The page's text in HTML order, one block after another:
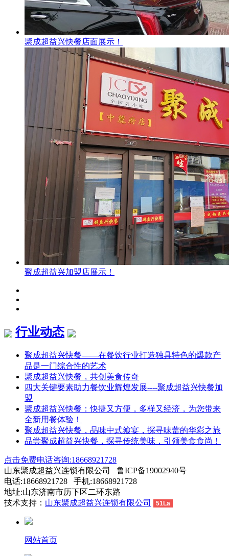
聚成超益兴快餐店面展示！
聚成超益兴加盟店展示！
行业动态
聚成超益兴快餐——在餐饮行业打造独具特色的爆款产
品是一门综合性的艺术
聚成超益兴快餐，共创美食传奇
四大关键要素助力餐饮业辉煌发展----聚成超益兴快餐加
盟
聚成超益兴快餐：快捷又方便，多样又经济，为您带来
全新用餐体验！
聚成超益兴快餐，品味中式飨宴，探寻味蕾的华彩之旅
品尝聚成超益兴快餐，探寻传统美味，引领美食食尚！
点击免费电话咨询:18668921728
山东聚成超益兴连锁有限公司 鲁ICP备19002940号
电话:18668921728 手机:18668921728
地址:山东济南市历下区二环东路
技术支持： 山东聚成超益兴连锁有限公司 51La
网站首页